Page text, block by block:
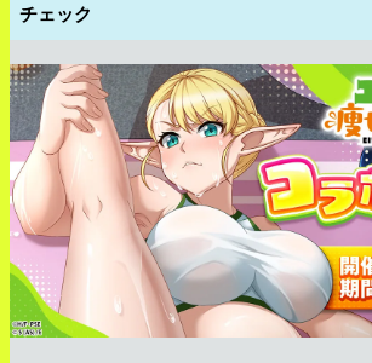
チェック